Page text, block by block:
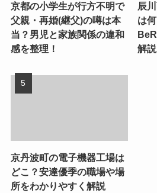
京都の小学生が行方不明で
父親・再婚(継父)の噂は本
当？男児と家族関係の違和
感を整理！
辰
は
解説
京丹波町の電子機器工場は
どこ？安達優季の職場や場
所をわかりやすく解説